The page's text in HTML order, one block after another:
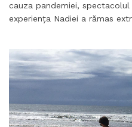
cauza pandemiei,
experiența Nadiei a rămas